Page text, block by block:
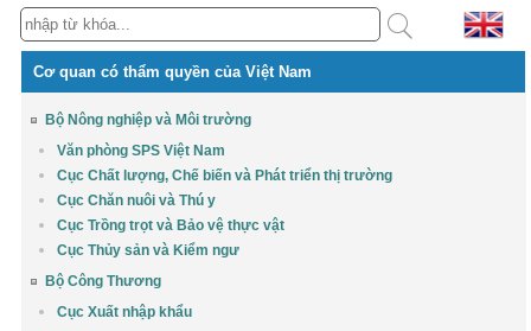
Cơ quan có thẩm quyền của Việt Nam
Bộ Nông nghiệp và Môi trường
Văn phòng SPS Việt Nam
Cục Chất lượng, Chế biến và Phát triển thị trường
Cục Chăn nuôi và Thú y
Cục Trồng trọt và Bảo vệ thực vật
Cục Thủy sản và Kiểm ngư
Bộ Công Thương
Cục Xuất nhập khẩu